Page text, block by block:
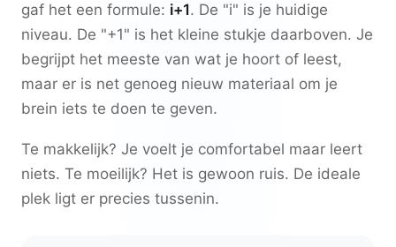
gaf het een formule: i+1. De "i" is je huidige
niveau. De "+1" is het kleine stukje daarboven. Je
begrijpt het meeste van wat je hoort of leest,
maar er is net genoeg nieuw materiaal om je
brein iets te doen te geven.
Te makkelijk? Je voelt je comfortabel maar leert
niets. Te moeilijk? Het is gewoon ruis. De ideale
plek ligt er precies tussenin.